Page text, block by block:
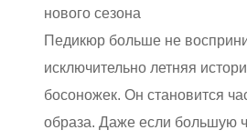
нового сезона
Педикюр больше не
исключительно летняя
босоножек. Он становится
образа. Даже если большую